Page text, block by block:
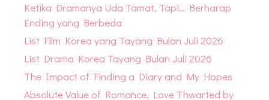
Ketika Dramanya Uda Tamat, Tapi… Berharap
Ending yang Berbeda
List Film Korea yang Tayang Bulan Juli 2026
List Drama Korea Tayang Bulan Juli 2026
The Impact of Finding a Diary and My Hopes
Absolute Value of Romance, Love Thwarted by